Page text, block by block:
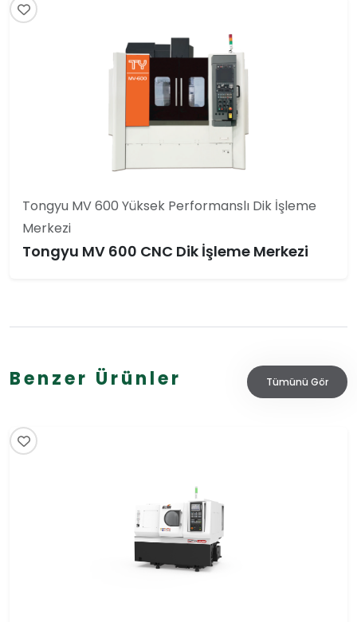
Tongyu MV 600 Yüksek Performanslı Dik İşleme
Merkezi
Tongyu MV 600 CNC Dik İşleme Merkezi
Benzer Ürünler Tümünü Gör